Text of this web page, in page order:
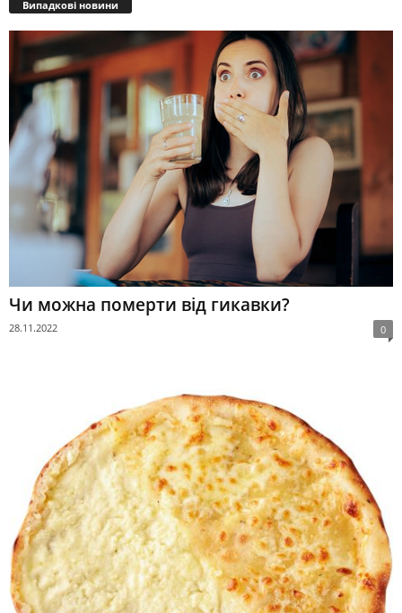
Випадкові новини
Чи можна померти від гикавки?
28.11.2022 0